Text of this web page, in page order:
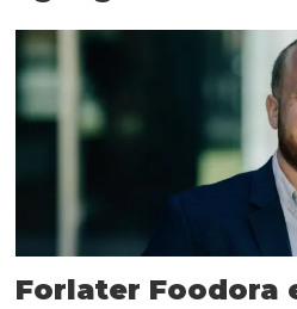
Forlater Foodora